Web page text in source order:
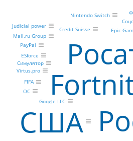
США
Google LLC
Mail.ru Group
PayPal
Epic
ESforce
Credit Suisse
Virtus.pro
Judicial power
FIFA
Симулятор
ОС
Nintendo Switch